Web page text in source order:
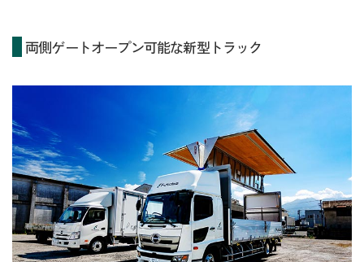
両側ゲートオープン可能な新型トラック